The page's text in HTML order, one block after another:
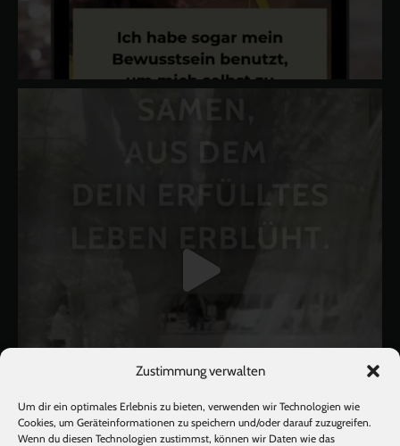
Zustimmung verwalten
Um dir ein optimales Erlebnis zu bieten, verwenden wir Technologien wie
Cookies, um Geräteinformationen zu speichern und/oder darauf zuzugreifen.
Wenn du diesen Technologien zustimmst, können wir Daten wie das